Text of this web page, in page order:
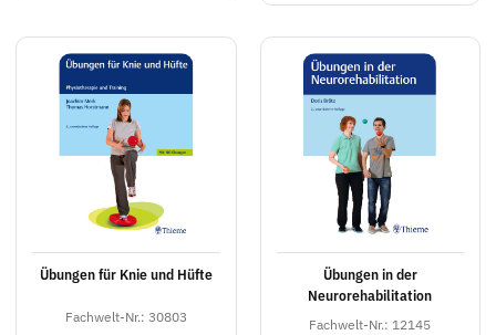
Übungen für Knie und Hüfte
Fachwelt-Nr.: 30803
Übungen in der
Neurorehabilitation
Fachwelt-Nr.: 12145